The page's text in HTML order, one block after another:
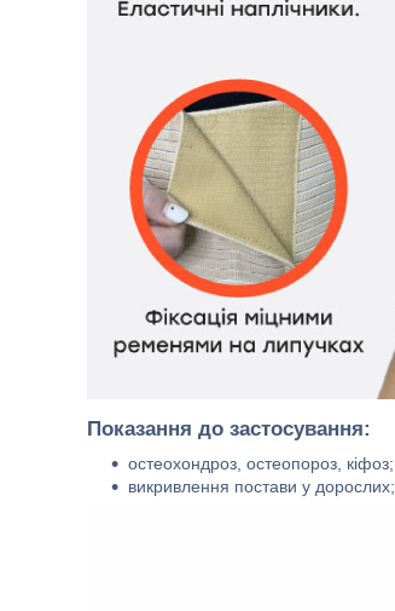
Показання до застосування:
остеохондроз, остеопороз, кіфоз;
викривлення постави у дорослих;